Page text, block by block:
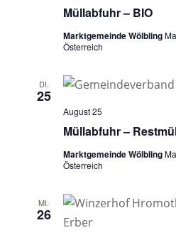
Müllabfuhr – BIO
Marktgemeinde Wölbling
Österreich
DI.
25
Müllabfuhr –
August 25
Marktgemeinde Wölbling
Österreich
MI.
26